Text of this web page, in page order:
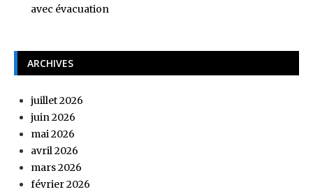
avec évacuation
ARCHIVES
juillet 2026
juin 2026
mai 2026
avril 2026
mars 2026
février 2026